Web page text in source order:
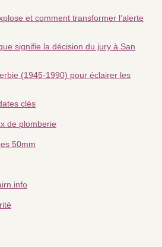
et comment transformer l’alerte
signifie la décision du jury à San
(1945‑1990) pour éclairer les
clés
de plomberie
50mm